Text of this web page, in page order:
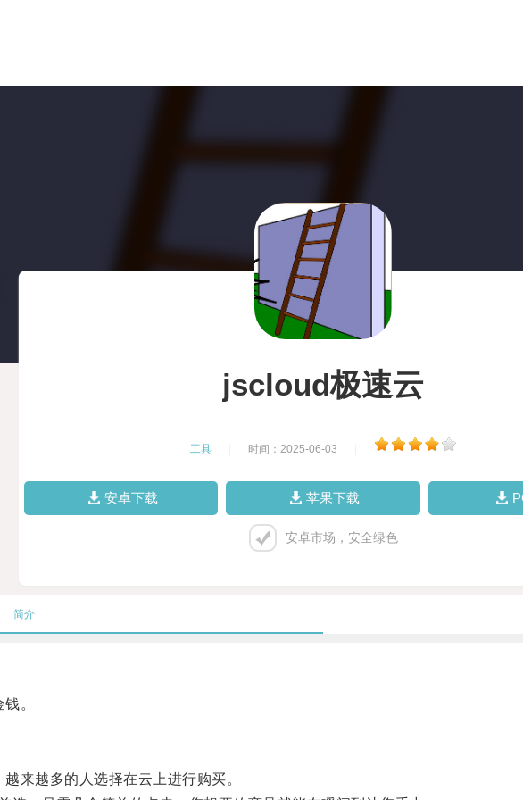
jscloud极速云
工具 时间：2025-06-03
安卓下载 苹果下载
安卓市场，安全绿色
简介
。
越多的人选择在云上进行购买。